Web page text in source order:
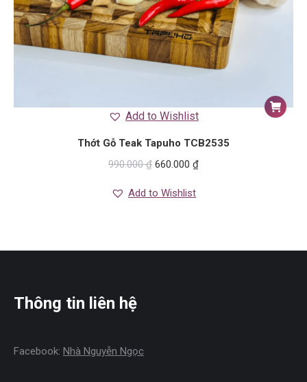
Add to Wishlist
Thớt Gỗ Teak Tapuho TCB2535
990.000₫ 660.000 ₫
Add to Wishlist
Thông tin liên hệ
Facebook: Nhà Nguyễn Ngọc